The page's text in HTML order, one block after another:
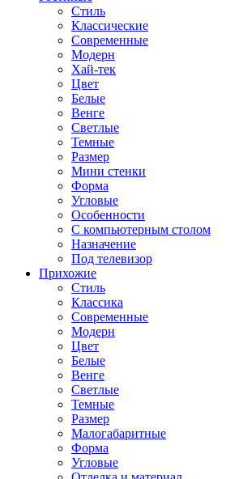
Стиль
Классические
Современные
Модерн
Хай-тек
Цвет
Белые
Венге
Светлые
Темные
Размер
Мини стенки
Форма
Угловые
Особенности
С компьютерным столом
Назначение
Под телевизор
Прихожие
Стиль
Классика
Современные
Модерн
Цвет
Белые
Венге
Светлые
Темные
Размер
Малогабаритные
Форма
Угловые